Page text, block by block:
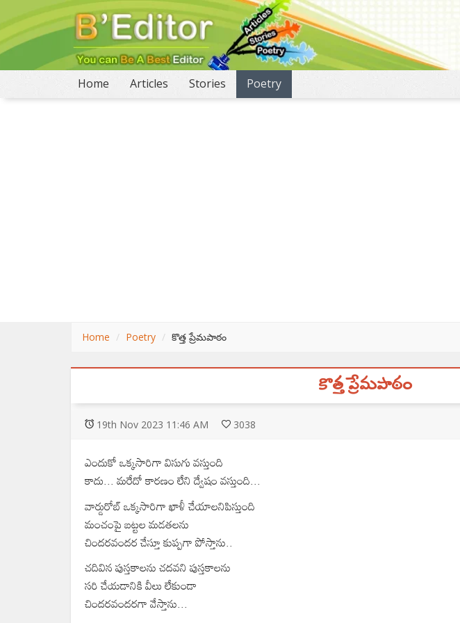
Home (current)
Articles Stories Poetry
Home Poetry కొత్త ప్రేమపాఠం
కొత్త ప్రేమపాఠం
19th Nov 2023 11:46 AM 3038
ఎందుకో ఒక్కసారిగా విసుగు వస్తుంది
కాదు... మరేదో కారణం లేని ద్వేషం వస్తుంది...
వార్డురోబ్ ఒక్కసారిగా ఖాళీ చేయాలనిపిస్తుంది
మంచంపై బట్టల మడతలను
చిందరవందర చేస్తూ కుప్పగా పోస్తాను..
చదివిన పుస్తకాలను చదవని పుస్తకాలను
సరి చేయడానికి వీలు లేకుండా
చిందరవందరగా వేస్తాను...